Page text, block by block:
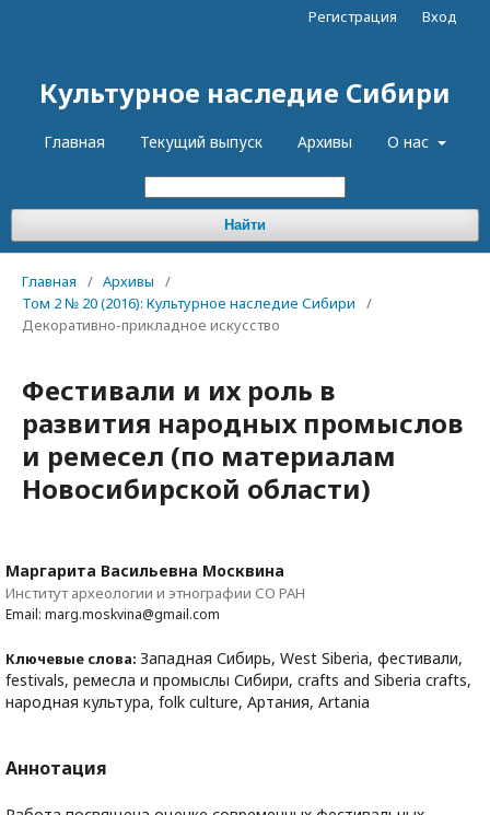
Культурное наследие Сибири
Главная Текущий выпуск Архивы О нас
Найти
Регистрация Вход
Главная / Архивы
/
Том 2 № 20 (2016): Культурное наследие Сибири
/
Декоративно-прикладное искусство
Фестивали и их роль в
развития народных промыслов
и ремесел (по материалам
Новосибирской области)
Маргарита Васильевна Москвина
Институт археологии и этнографии СО РАН
Email: marg.moskvina@gmail.com
Ключевые слова: Западная Сибирь, West Siberia, фестивали,
festivals, ремесла и промыслы Сибири, crafts and Siberia crafts,
народная культура, folk culture, Артания, Artania
Аннотация